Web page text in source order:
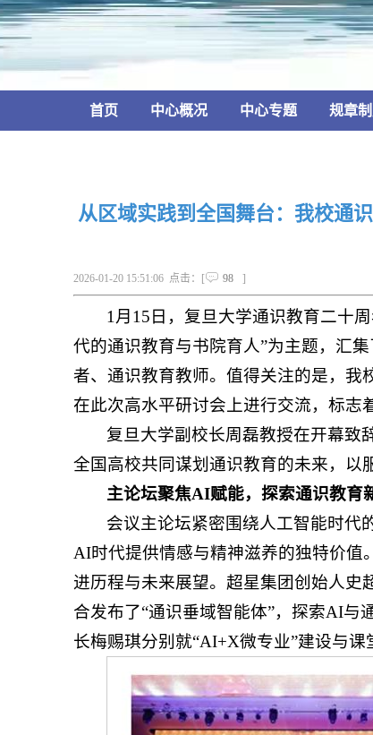
首页 中心概况 中心专题 规章
从区域实践到全国舞台：我校通
2026-01-20 15:51:06 点击：[ 98 ]
1月15日，复旦大学通识教育二十
代的通识教育与书院育人”为主题，汇
者、通识教育教师。值得关注的是，我
在此次高水平研讨会上进行交流，标志
复旦大学副校长周磊教授在开幕致
全国高校共同谋划通识教育的未来，以
主论坛聚焦AI赋能，探索通识教育
会议主论坛紧密围绕人工智能时代
AI时代提供情感与精神滋养的独特价值
进历程与未来展望。超星集团创始人史
合发布了“通识垂域智能体”，探索AI与
长梅赐琪分别就“AI+X微专业”建设与课